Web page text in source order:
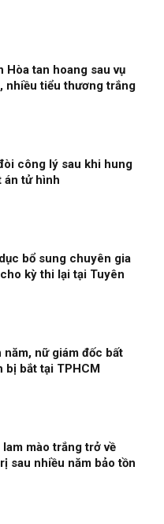
Hòa tan hoang sau vụ
nhiều tiểu thương trắng
công lý sau khi hung
án tử hình
bổ sung chuyên gia
kỳ thi lại tại Tuyên
năm, nữ giám đốc bất
bị bắt tại TPHCM
lam mào trắng trở về
sau nhiều năm bảo tồn